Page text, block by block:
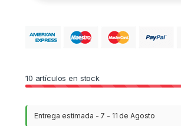
10 artículos en stock
Entrega estimada - 7 - 11 de Agosto